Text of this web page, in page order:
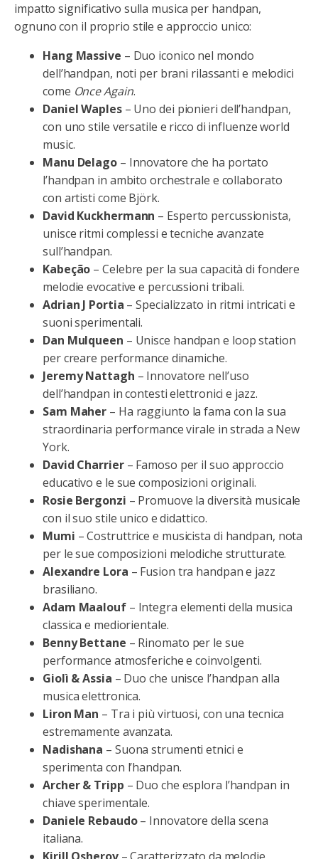
impatto significativo sulla musica per handpan,
ognuno con il proprio stile e approccio unico:
Hang Massive – Duo iconico nel mondo
dell’handpan, noti per brani rilassanti e melodici
come Once Again.
Daniel Waples– Uno dei pionieri dell’handpan,
con uno stile versatile e ricco di influenze world
music.
Manu Delago– Innovatore che ha portato
l’handpan in ambito orchestrale e collaborato
con artisti come Björk.
David Kuckhermann – Esperto percussionista,
unisce ritmi complessi e tecniche avanzate
sull’handpan.
Kabeção – Celebre per la sua capacità di fondere
melodie evocative e percussioni tribali.
Adrian J Portia – Specializzato in ritmi intricati e
suoni sperimentali.
Dan Mulqueen – Unisce handpan e loop station
per creare performance dinamiche.
Jeremy Nattagh – Innovatore nell’uso
dell’handpan in contesti elettronici e jazz.
Sam Maher – Ha raggiunto la fama con la sua
straordinaria performance virale in strada a New
York.
David Charrier– Famoso per il suo approccio
educativo e le sue composizioni originali.
Rosie Bergonzi – Promuove la diversità musicale
con il suo stile unico e didattico.
Mumi – Costruttrice e musicista di handpan, nota
per le sue composizioni melodiche strutturate.
Alexandre Lora – Fusion tra handpan e jazz
brasiliano.
Adam Maalouf– Integra elementi della musica
classica e mediorientale.
Benny Bettane – Rinomato per le sue
performance atmosferiche e coinvolgenti.
Giolì & Assia – Duo che unisce l’handpan alla
musica elettronica.
Liron Man – Tra i più virtuosi, con una tecnica
estremamente avanzata.
Nadishana – Suona strumenti etnici e
sperimenta con l’handpan.
Archer & Tripp – Duo che esplora l’handpan in
chiave sperimentale.
Daniele Rebaudo– Innovatore della scena
italiana.